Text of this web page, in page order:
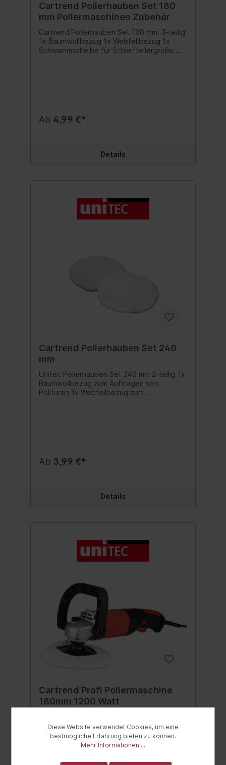
Cartrend Polierhauben Set 180
mm Poliermaschinen Zubehör
Cartrend Polierhauben Set 180 mm. 3-teilig
1x Baumwollbezug 1x Webfellbezug 1x
Schwammscheibe für Schleiftellergröße:
Ab 4,99 €*
Details
Cartrend Polierhauben Set 240
mm
Unitec Polierhauben Set 240 mm 2-teilig 1x
Baumwollbezug zum Auftragen von
Polituren 1x Webfellbezug zum
Ab 3,99 €*
Details
Cartrend Profi Poliermaschine
180mm 1200 Watt
1.200 Watt / 230V. Mit Drehzahlregelung
von 500 - 3.000 Umdrehungen/Minute 2
Meter langes Kabel Schleiftellergröße: 180
Inhalt:Poliermaschine inkl. Zubehör
Diese Website verwendet Cookies, um eine
bestmögliche Erfahrung bieten zu können.
Mehr Informationen ...